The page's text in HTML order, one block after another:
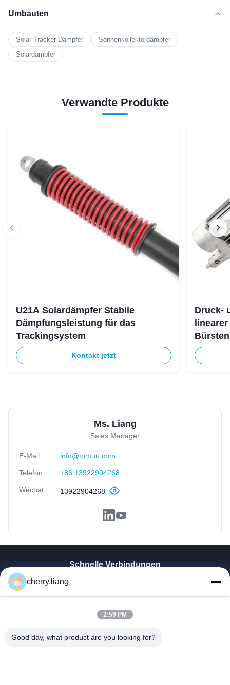
Umbauten
Solar-Tracker-Dämpfer
Sonnenkollektordämpfer
Solardämpfer
Verwandte Produkte
U21A Solardämpfer Stabile
Dämpfungsleistung für das
Trackingsystem
Kontakt jetzt
Druck-
Ms. Liang
Sales Manager
E-Mail: info@tomuu.com
Telefon: +86 13922904268
Wechat: 13922904268
Schnelle Verbindungen
Produkte
Über Uns
Kontakt
cherry.liang
2:59 PM
Good day, what product are you looking for?